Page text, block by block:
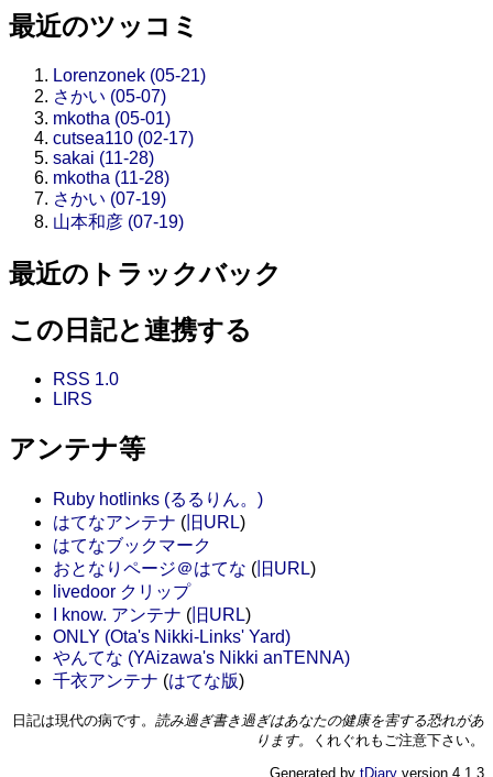
最近のツッコミ
Lorenzonek (05-21)
さかい (05-07)
mkotha (05-01)
cutsea110 (02-17)
sakai (11-28)
mkotha (11-28)
さかい (07-19)
山本和彦 (07-19)
最近のトラックバック
この日記と連携する
RSS 1.0
LIRS
アンテナ等
Ruby hotlinks (るるりん。)
はてなアンテナ ( 旧URL)
はてなブックマーク
おとなりページ＠はてな ( 旧URL)
livedoor クリップ
I know. アンテナ ( 旧URL)
ONLY (Ota's Nikki-Links' Yard)
やんてな (YAizawa's Nikki anTENNA)
千衣アンテナ (はてな版)
日記は現代の病です。 読み過ぎ書き過ぎはあなたの健康を害する恐れがあ
ります。
くれぐれもご注意下さい。
Generated by tDiary version 4.1.3